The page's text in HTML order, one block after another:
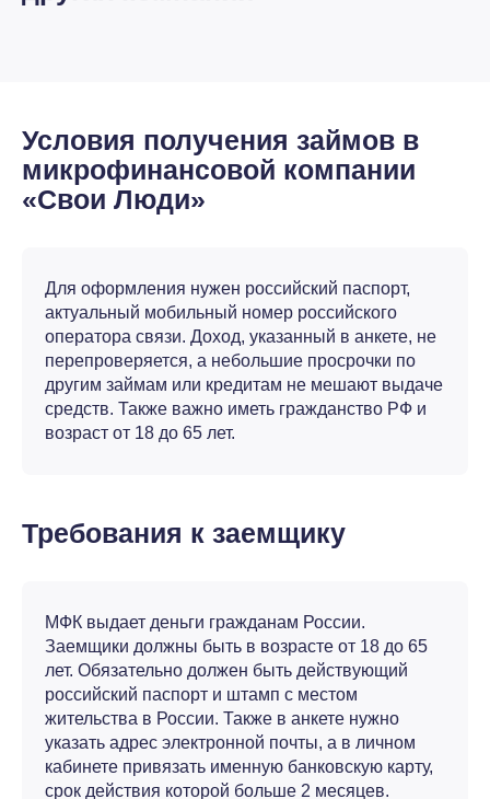
Условия получения займов в
микрофинансовой компании
«Свои Люди»
Для оформления нужен российский паспорт,
актуальный мобильный номер российского
оператора связи. Доход, указанный в анкете, не
перепроверяется, а небольшие просрочки по
другим займам или кредитам не мешают выдаче
средств. Также важно иметь гражданство РФ и
возраст от 18 до 65 лет.
Требования к заемщику
МФК выдает деньги гражданам России.
Заемщики должны быть в возрасте от 18 до 65
лет. Обязательно должен быть действующий
российский паспорт и штамп с местом
жительства в России. Также в анкете нужно
указать адрес электронной почты, а в личном
кабинете привязать именную банковскую карту,
срок действия которой больше 2 месяцев.